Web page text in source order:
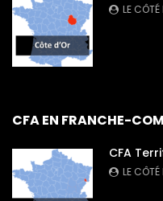
LE CÔTÉ
CFA EN FRANCHE-
CFA
LE CÔTÉ